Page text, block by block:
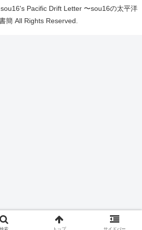
Pacific Drift Letter 〜sou16の太平洋
簡 All Rights Reserved.
検索 トップ サイドバー